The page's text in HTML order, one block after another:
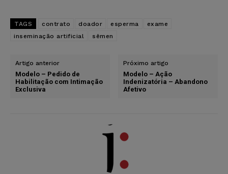
TAGS contrato doador esperma
exame
inseminação artificial
sêmen
Artigo anterior
Modelo – Pedido de
Habilitação com Intimação
Exclusiva
Próximo artigo
Modelo – Ação
Indenizatória – Abandono
Afetivo